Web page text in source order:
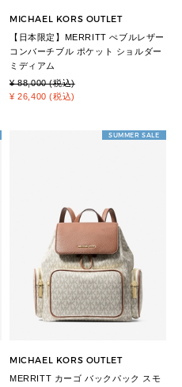
MICHAEL KORS OUTLET
【日本限定】MERRITT ぺブルレザー
コンバーチブル ポケット ショルダー
ミディアム
¥ 88,000 (税込)
¥ 26,400 (税込)
SUMMER SALE
MICHAEL KORS OUTLET
MERRITT カーゴ バックパック スモ